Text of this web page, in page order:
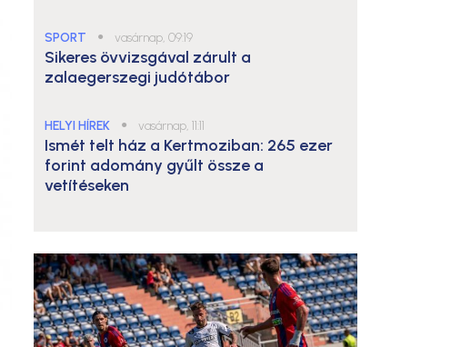
SPORT ● vasárnap, 09:19
Sikeres övvizsgával zárult a
zalaegerszegi judótábor
HELYI HÍREK ● vasárnap, 11:11
Ismét telt ház a Kertmoziban: 265 ezer
forint adomány gyűlt össze a
vetítéseken